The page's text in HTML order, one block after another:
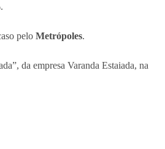
.
pelo Metrópoles.
da empresa Varanda Estaiada, na